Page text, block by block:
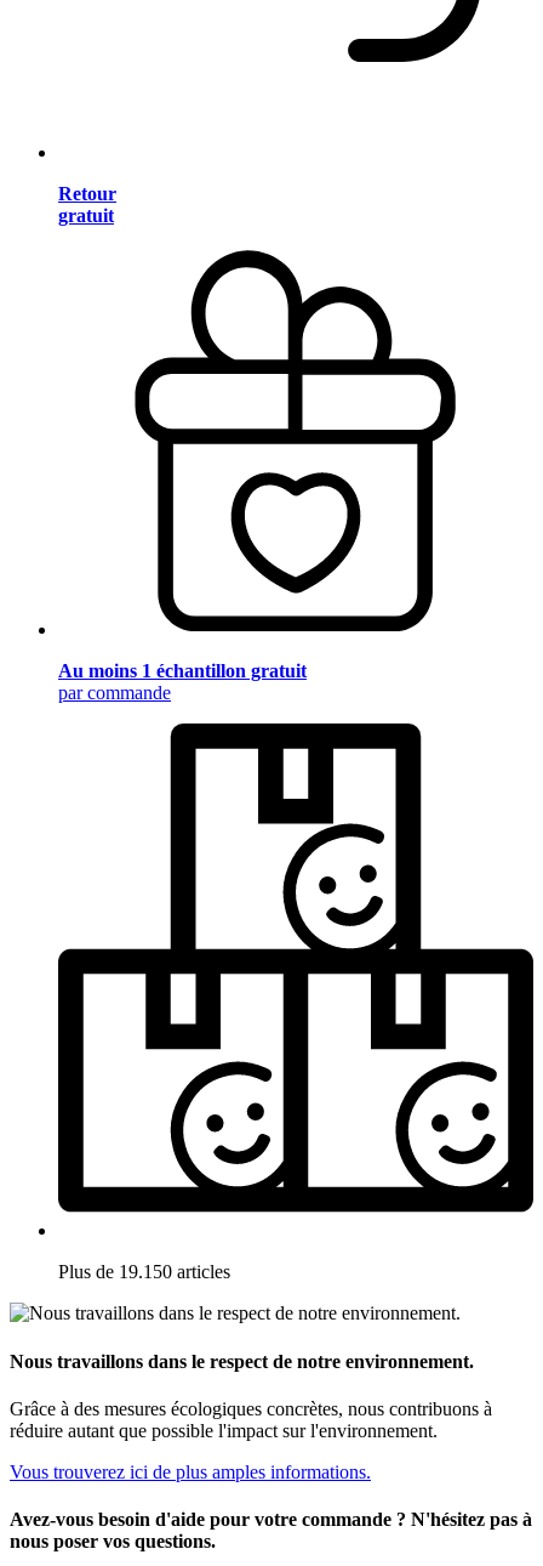
Retour
gratuit
Au moins 1 échantillon gratuit
par commande
Plus de 19.150 articles
Nous travaillons dans le respect de notre environnement.
Grâce à des mesures écologiques concrètes, nous contribuons à
réduire autant que possible l'impact sur l'environnement.
Vous trouverez ici de plus amples informations.
Avez-vous besoin d'aide pour votre commande ? N'hésitez pas à
nous poser vos questions.